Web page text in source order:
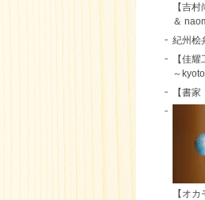
【吉
＆
紀州桧
【佳
～
【書
【オ